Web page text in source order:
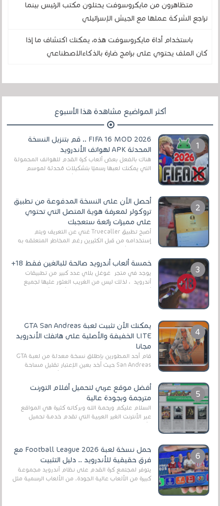
متظاهرون من مايكروسوفت يحتلون مكتب الرئيس بينما
تراجع الشركة عملها مع الجيش الإسرائيلي
باستخدام أداة مايكروسوفت هذه، يمكنك اكتشاف ما إذا
كان الملف يحتوي على برامج ضارة بالذكاءالاصطناعي
أكثر المواضيع مشاهدة هذا الأسبوع
FIFA 16 MOD 2026 .. قم بتنزيل النسخة
المحدثة APK لهواتف الأندرويد
هناك بالفعل بعض ألعاب كرة القدم للهواتف المحمولة
التي يمكنك لعبها رسميًا بتشكيلات مُحدثة لموسم
أحصل الآن على النسخة المدفوعة من تطبيق
تروكولر لمعرفة هوية المتصل التي تحتوي
على مميزات رائعة ستعجبك
أصبح تطبيق Truecaller غني عن التعريف ويتم
إستخدامه من قبل الكثيرين رغم المخاطر المتعلقه به
خمسة ألعاب أندرويد صالحة للبالغين فقط 18+
يوجد في متجر غوغل بلاي عدد كبير من تطبيقات
أندرويد ، لذلك ليس من الغريب العثور عليها لجميع
يمكنك الآن تثبيت لعبة GTA San Andreas
LITE الخفيفة والأصلية على هاتفك الأندرويد
مجانا
قام أحد المطورين بإطلاق نسخة معدلة من لعبة GTA
San Andreas حيث أخد بعين الإعتبار تقليل مساحة
أفضل موقع عربي لتحميل أفلام التورنت
مترجمة وبجودة عالية
السلام عليكم ورحمة الله وبركاته كثيرة هي المواقع
عبر الأنترنت الغير العربية التي تقدم خدمة تحميل
الأفلام على التورنت ، ومعظم هذه المواقع ل...
حمل نسخة لعبة Football League 2026 مع
فرق حقيقية للأندرويد .. دليل التثبيت
يتوفر لمجتمع كرة القدم على نظام أندرويد مجموعة
كبيرة من الألعاب عالية الجودة. من الألعاب الرسمية مثل